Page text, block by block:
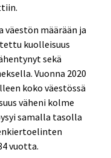
väestön määrään ja
kuolleisuus
sekä
Vuonna 2020
koko väestössä
väheni kolme
samalla tasolla
vuotta.